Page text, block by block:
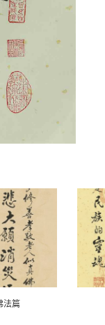
法篇